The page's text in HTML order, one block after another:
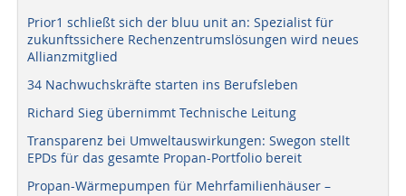
Prior1 schließt sich der bluu unit an: Spezialist für
zukunftssichere Rechenzentrumslösungen wird neues
Allianzmitglied
34 Nachwuchskräfte starten ins Berufsleben
Richard Sieg übernimmt Technische Leitung
Transparenz bei Umweltauswirkungen: Swegon stellt
EPDs für das gesamte Propan-Portfolio bereit
Propan-Wärmepumpen für Mehrfamilienhäuser –